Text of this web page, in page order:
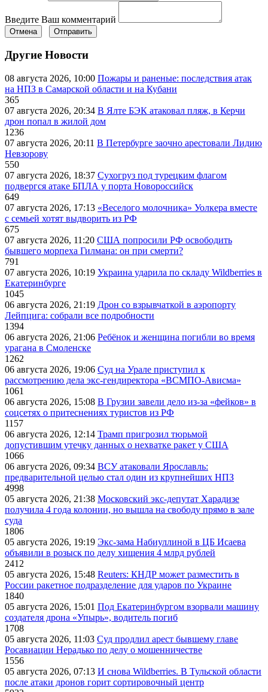
Введите Ваш комментарий
Отмена Отправить
Другие Новости
08 августа 2026, 10:00 Пожары и раненые: последствия атак
на НПЗ в Самарской области и на Кубани
365
07 августа 2026, 20:34 В Ялте БЭК атаковал пляж, в Керчи
дрон попал в жилой дом
1236
07 августа 2026, 20:11 В Петербурге заочно арестовали Лидию
Невзорову
550
07 августа 2026, 18:37 Сухогруз под турецким флагом
подвергся атаке БПЛА у порта Новороссийск
649
07 августа 2026, 17:13 «Веселого молочника» Уолкера вместе
с семьей хотят выдворить из РФ
675
07 августа 2026, 11:20 США попросили РФ освободить
бывшего морпеха Гилмана: он при смерти?
791
07 августа 2026, 10:19 Украина ударила по складу Wildberries в
Екатеринбурге
1045
06 августа 2026, 21:19 Дрон со взрывчаткой в аэропорту
Лейпцига: собрали все подробности
1394
06 августа 2026, 21:06 Ребёнок и женщина погибли во время
урагана в Смоленске
1262
06 августа 2026, 19:06 Суд на Урале приступил к
рассмотрению дела экс-гендиректора «ВСМПО-Ависма»
1061
06 августа 2026, 15:08 В Грузии завели дело из-за «фейков» в
соцсетях о притеснениях туристов из РФ
1157
06 августа 2026, 12:14 Трамп пригрозил тюрьмой
допустившим утечку данных о нехватке ракет у США
1066
06 августа 2026, 09:34 ВСУ атаковали Ярославль:
предварительной целью стал один из крупнейших НПЗ
4998
05 августа 2026, 21:38 Московский экс-депутат Харадизе
получила 4 года колонии, но вышла на свободу прямо в зале
суда
1806
05 августа 2026, 19:19 Экс-зама Набиуллиной в ЦБ Исаева
объявили в розыск по делу хищения 4 млрд рублей
2412
05 августа 2026, 15:48 Reuters: КНДР может разместить в
России ракетное подразделение для ударов по Украине
1840
05 августа 2026, 15:01 Под Екатеринбургом взорвали машину
создателя дрона «Упырь», водитель погиб
1708
05 августа 2026, 11:03 Суд продлил арест бывшему главе
Росавиации Нерадько по делу о мошенничестве
1556
05 августа 2026, 07:13 И снова Wildberries. В Тульской области
после атаки дронов горит сортировочный центр